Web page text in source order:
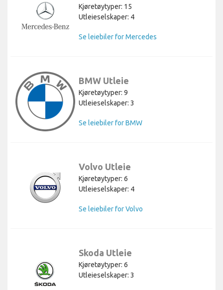
Kjøretøytyper: 15
Utleieselskaper: 4
Se leiebiler for Mercedes
BMW Utleie
Kjøretøytyper: 9
Utleieselskaper: 3
Se leiebiler for BMW
Volvo Utleie
Kjøretøytyper: 6
Utleieselskaper: 4
Se leiebiler for Volvo
Skoda Utleie
Kjøretøytyper: 6
Utleieselskaper: 3